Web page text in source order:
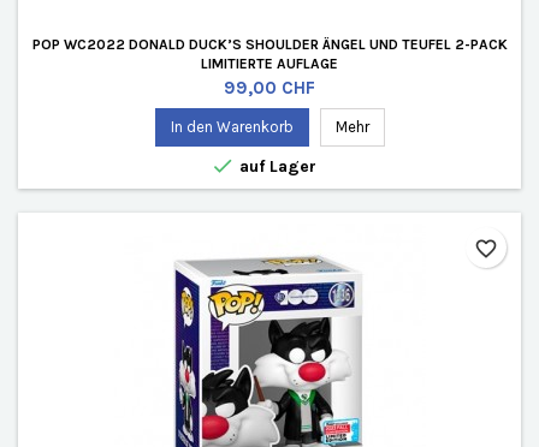
POP WC2022 DONALD DUCK’S SHOULDER ÄNGEL UND TEUFEL 2-PACK
LIMITIERTE AUFLAGE
Preis
99,00 CHF
In den Warenkorb Mehr
 auf Lager
favorite_border